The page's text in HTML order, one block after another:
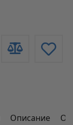
Описание